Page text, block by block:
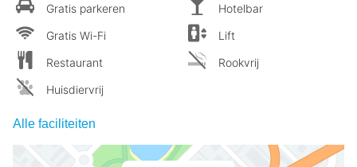
Gratis parkeren
Gratis Wi-Fi
Restaurant
Huisdiervrij
Hotelbar
Lift
Rookvrij
Alle faciliteiten